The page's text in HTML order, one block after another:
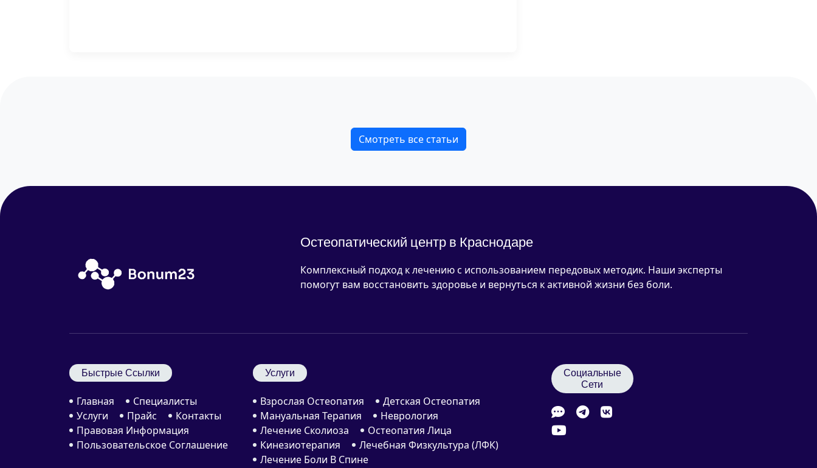
Смотреть все статьи
Остеопатический центр в Краснодаре
Комплексный подход к лечению с использованием передовых методик. Наши эксперты
помогут вам восстановить здоровье и вернуться к активной жизни без боли.
Быстрые Ссылки
Главная
Специалисты
Услуги
Прайс
Контакты
Правовая Информация
Пользовательское Соглашение
Услуги
Взрослая Остеопатия
Детская Остеопатия
Мануальная Терапия
Неврология
Лечение Сколиоза
Остеопатия Лица
Кинезиотерапия
Лечебная Физкультура (ЛФК)
Лечение Боли В Спине
Социальные
Сети